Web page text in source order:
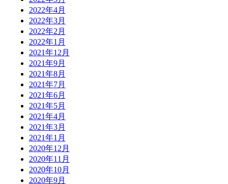
2022年4月
2022年3月
2022年2月
2022年1月
2021年12月
2021年9月
2021年8月
2021年7月
2021年6月
2021年5月
2021年4月
2021年3月
2021年1月
2020年12月
2020年11月
2020年10月
2020年9月